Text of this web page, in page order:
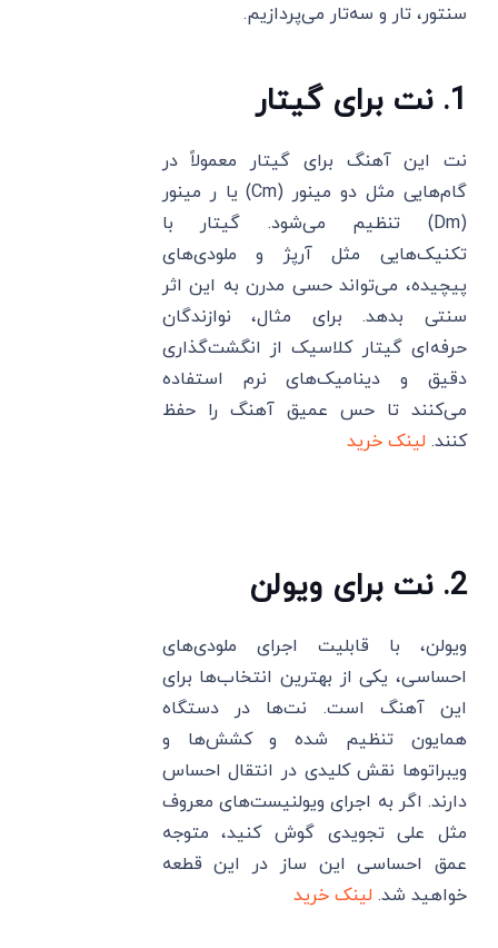
سنتور، تار و سه‌تار می‌پردازیم.
1. نت برای گیتار
نت این آهنگ برای گیتار معمولاً در
گام‌هایی مثل دو مینور (Cm) یا ر مینور
(Dm) تنظیم می‌شود. گیتار با
تکنیک‌هایی مثل آرپژ و ملودی‌های
پیچیده، می‌تواند حسی مدرن به این اثر
سنتی بدهد. برای مثال، نوازندگان
حرفه‌ای گیتار کلاسیک از انگشت‌گذاری
دقیق و دینامیک‌های نرم استفاده
می‌کنند تا حس عمیق آهنگ را حفظ
کنند. لینک خرید
2. نت برای ویولن
ویولن، با قابلیت اجرای ملودی‌های
احساسی، یکی از بهترین انتخاب‌ها برای
این آهنگ است. نت‌ها در دستگاه
همایون تنظیم شده و کشش‌ها و
ویبراتوها نقش کلیدی در انتقال احساس
دارند. اگر به اجرای ویولنیست‌های معروف
مثل علی تجویدی گوش کنید، متوجه
عمق احساسی این ساز در این قطعه
خواهید شد. لینک خرید